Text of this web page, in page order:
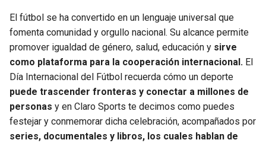
El fútbol se ha convertido en un lenguaje universal que
fomenta comunidad y orgullo nacional. Su alcance permite
promover igualdad de género, salud, educación y sirve
como plataforma para la cooperación internacional. El
Día Internacional del Fútbol recuerda cómo un deporte
puede trascender fronteras y conectar a millones de
personas y en Claro Sports te decimos como puedes
festejar y conmemorar dicha celebración, acompañados por
series, documentales y libros, los cuales hablan de